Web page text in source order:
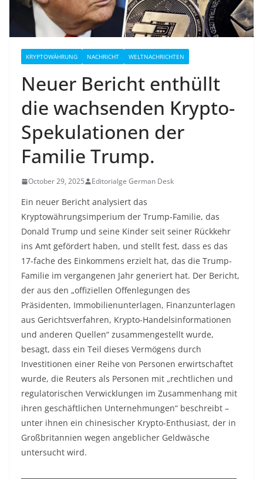
KRYPTOWÄHRUNG NACHRICHT WELTNACHRICHTEN
Neuer Bericht enthüllt
die wachsenden Krypto-
Spekulationen der
Familie Trump.
October 29, 2025 Editorialge German Desk
Ein neuer Bericht analysiert das
Kryptowährungsimperium der Trump-Familie, das
Donald Trump und seine Kinder seit seiner Rückkehr
ins Amt gefördert haben, und stellt fest, dass es das
17-fache des Einkommens erzielt hat, das die Trump-
Familie im vergangenen Jahr generiert hat. Der Bericht,
der aus den „offiziellen Offenlegungen des
Präsidenten, Immobilienunterlagen, Finanzunterlagen
aus Gerichtsverfahren, Krypto-Handelsinformationen
und anderen Quellen“ zusammengestellt wurde,
besagt, dass ein Teil dieses Vermögens durch
Investitionen einer Reihe von Personen erwirtschaftet
wurde, die Reuters als Personen mit „rechtlichen und
regulatorischen Verwicklungen im Zusammenhang mit
ihren geschäftlichen Unternehmungen“ beschreibt –
unter ihnen ein chinesischer Krypto-Enthusiast, der in
Großbritannien wegen angeblicher Geldwäsche
untersucht wird.